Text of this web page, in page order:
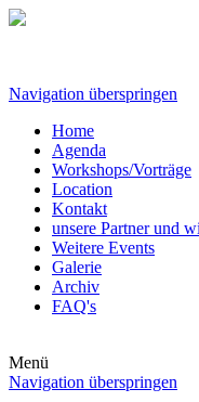
Navigation überspringen
Home
Agenda
Workshops/Vorträge
Location
Kontakt
unsere Partner und
Weitere Events
Galerie
Archiv
FAQ's
Menü
Navigation überspringen